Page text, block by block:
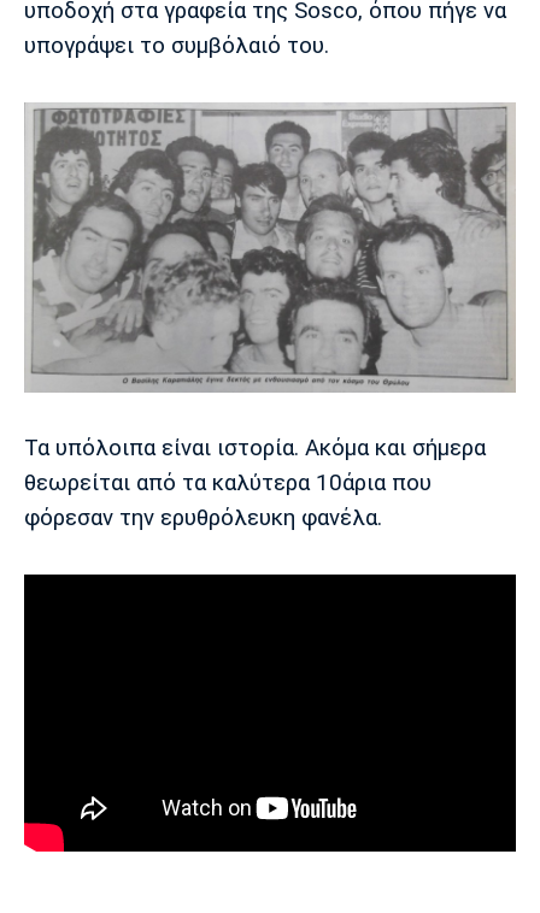
Μπορούσια
Ντόρτμουντ
Παρί Σεν
Ζερμέν
Μαρσέιγ
Μονακό
Ερυθρός
Αστέρας
Τότεναμ
υποδοχή στα γραφεία της Sosco, όπου πήγε να
υπογράψει το συμβόλαιό του.
Τα υπόλοιπα είναι ιστορία. Ακόμα και σήμερα
θεωρείται από τα καλύτερα 10άρια που
φόρεσαν την ερυθρόλευκη φανέλα.